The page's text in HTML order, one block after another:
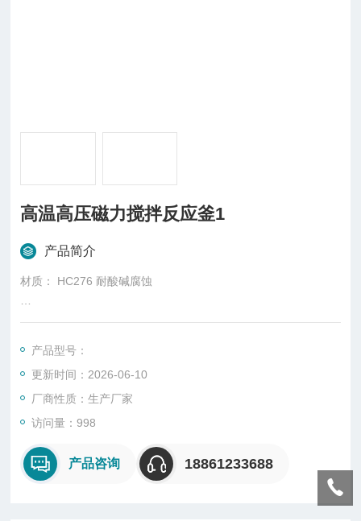
高温高压磁力搅拌反应釜1
产品简介
材质： HC276 耐酸碱腐蚀
容积： 500ml（其他容积可定制）
工作压力： 20MPa（0-70MPa可定制）
工作温度： 0-100℃（0-500℃可定制）
工作介质： 超临界流体、气、固、液等
产品型号：
更新时间：2026-06-10
厂商性质：生产厂家
访问量：998
产品咨询 18861233688